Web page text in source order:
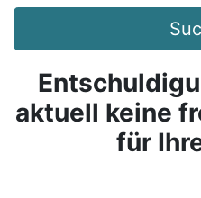
aktuell keine
für